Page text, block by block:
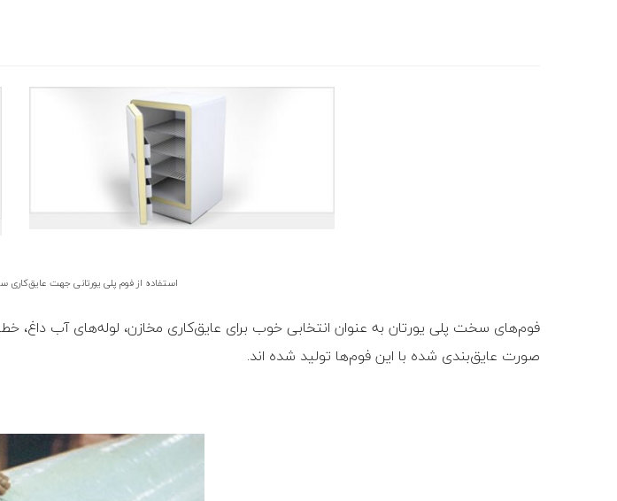
استفاده از فوم پلی یورتانی جهت
فوم‏‌های سخت پلی یورتان به عنوان انتخابی خوب برای عایق‏‌کاری مخازن، لوله‌های آب داغ،
صورت عایق‌‏بندی شده با این فوم‏‌ها تولید شده اند.